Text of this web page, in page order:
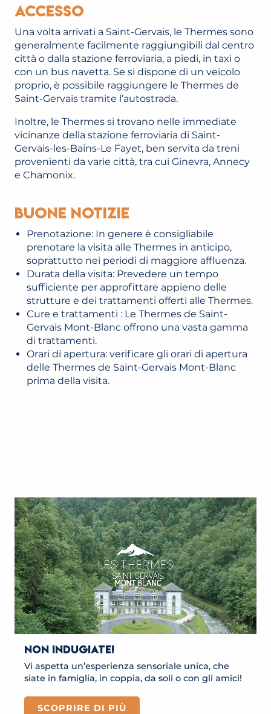
Accesso
Una volta arrivati a Saint-Gervais, le Thermes sono
generalmente facilmente raggiungibili dal centro
città o dalla stazione ferroviaria, a piedi, in taxi o
con un bus navetta. Se si dispone di un veicolo
proprio, è possibile raggiungere le Thermes de
Saint-Gervais tramite l’autostrada.
Inoltre, le Thermes si trovano nelle immediate
vicinanze della stazione ferroviaria di Saint-
Gervais-les-Bains-Le Fayet, ben servita da treni
provenienti da varie città, tra cui Ginevra, Annecy
e Chamonix.
Buone notizie
Prenotazione: In genere è consigliabile
prenotare la visita alle Thermes in anticipo,
soprattutto nei periodi di maggiore affluenza.
Durata della visita: Prevedere un tempo
sufficiente per approfittare appieno delle
strutture e dei trattamenti offerti alle Thermes.
Cure e trattamenti : Le Thermes de Saint-
Gervais Mont-Blanc offrono una vasta gamma
di trattamenti.
Orari di apertura: verificare gli orari di apertura
delle Thermes de Saint-Gervais Mont-Blanc
prima della visita.
NON INDUGIATE!
Vi aspetta un’esperienza sensoriale unica, che
siate in famiglia, in coppia, da soli o con gli amici!
SCOPRIRE DI PIÙ